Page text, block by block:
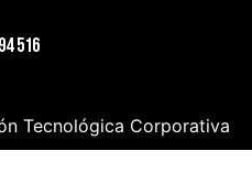
516
Tecnológica Corporativa